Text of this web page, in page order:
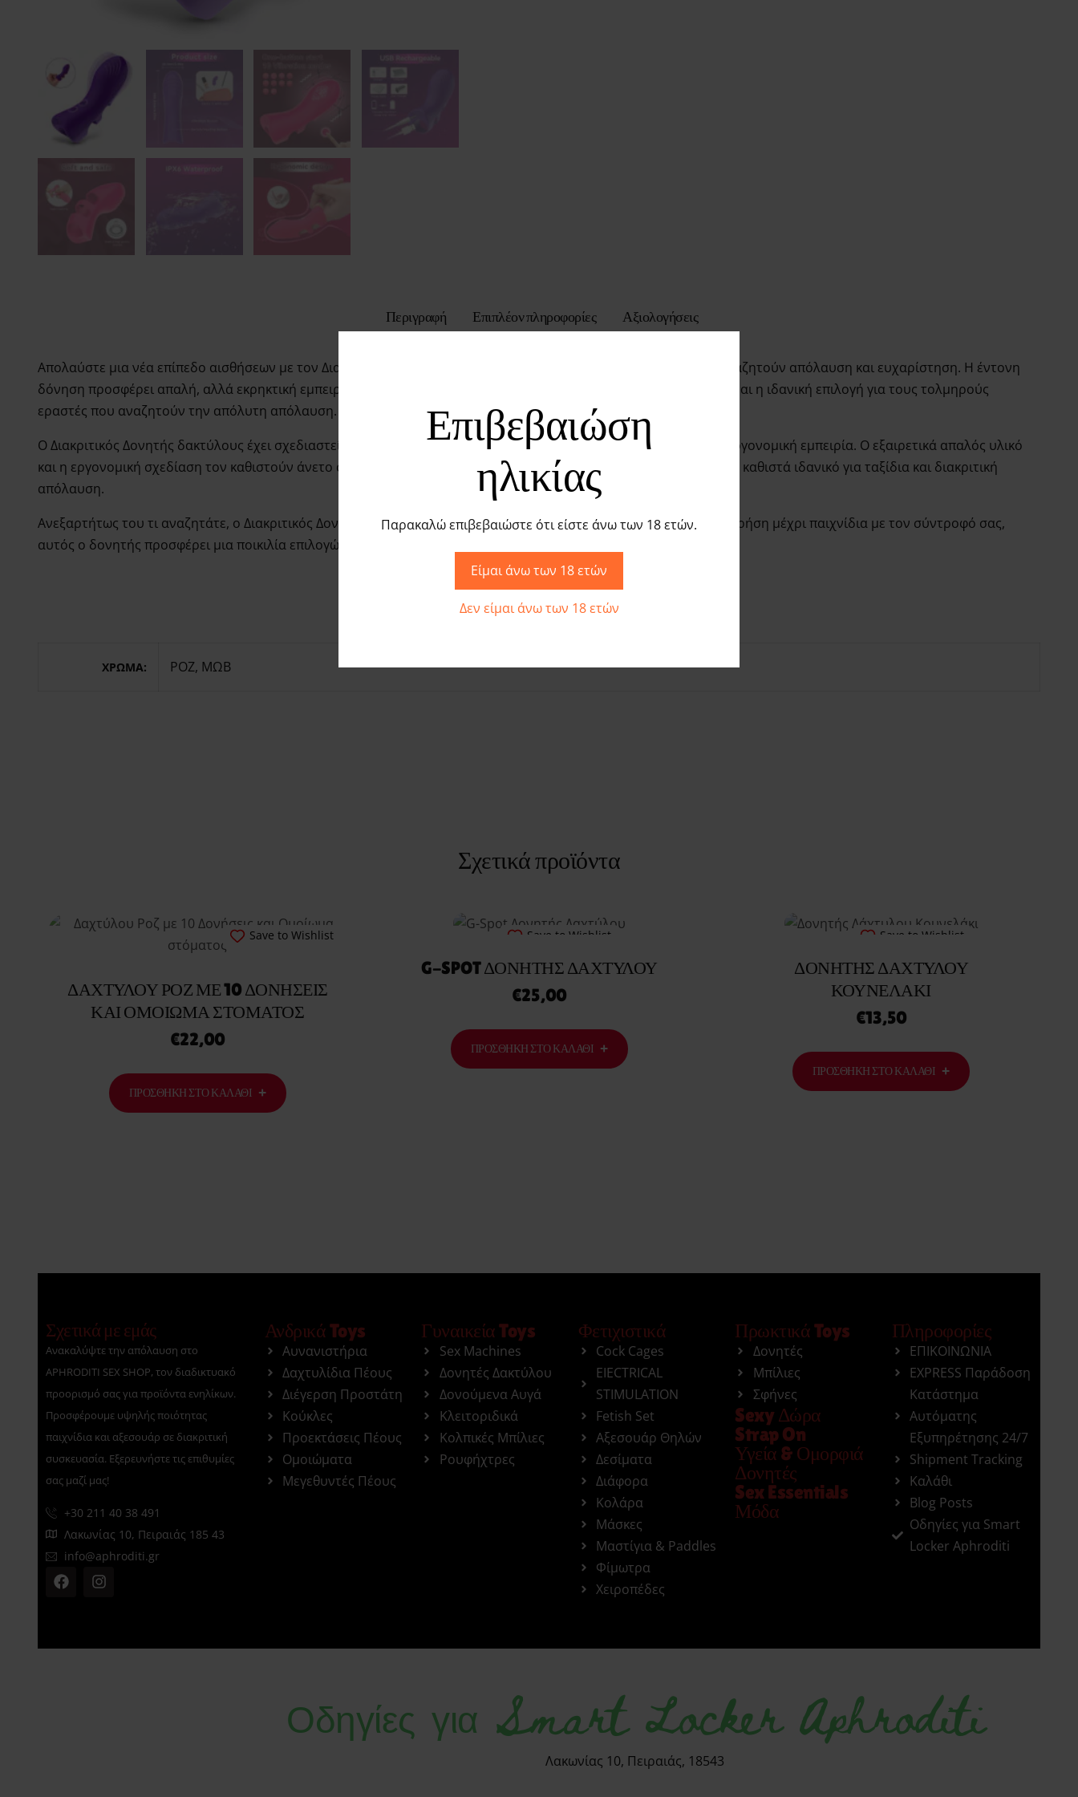
Επιβεβαιώση
ηλικίας
Παρακαλώ επιβεβαιώστε ότι είστε άνω των 18 ετών.
Είμαι άνω των 18 ετών
Δεν είμαι άνω των 18 ετών
Περιγραφή Επιπλέον πληροφορίες Αξιολογήσεις
Απολαύστε μια νέα επίπεδο αισθήσεων με τον Διακριτικό Δονητή δακτύλου. Είναι η απόλυτη επιλογή για όσους αναζητούν απόλαυση και ευχαρίστηση. Η έντονη
δόνηση προσφέρει απαλή, αλλά εκρηκτική εμπειρία, ενώ το μικρό μέγεθος του τον καθιστά απόλυτα διακριτικό. Είναι η ιδανική επιλογή για τους τολμηρούς
εραστές που αναζητούν την απόλυτη απόλαυση.
Ο Διακριτικός Δονητής δακτύλους έχει σχεδιαστεί με προσοχή στη λεπτομέρεια, προσφέροντας μια συμπαγή και εργονομική εμπειρία. Ο εξαιρετικά απαλός υλικό
και η εργονομική σχεδίαση τον καθιστούν άνετο στη χρήση και εύκολο στο κράτημα, ενώ ο μικρός του μέγεθος τον καθιστά ιδανικό για ταξίδια και διακριτική
απόλαυση.
Ανεξαρτήτως του τι αναζητάτε, ο Διακριτικός Δονητής δακτύλου είναι εδώ για να σας εξυπηρετήσει. Από ατομική χρήση μέχρι παιχνίδια με τον σύντροφό σας,
αυτός ο δονητής προσφέρει μια ποικιλία επιλογών για να ικανοποιήσει κάθε επιθυμία.
ΧΡΩΜΑ ΡΟΖ, ΜΩΒ
Σχετικά προϊόντα
Save to Wishlist
ΔΑΧΤΎΛΟΥ ΡΟΖ ΜΕ 10 ΔΟΝΉΣΕΙΣ
ΚΑΙ ΟΜΟΊΩΜΑ ΣΤΌΜΑΤΟΣ
€22,00
ΠΡΟΣΘΉΚΗ ΣΤΟ ΚΑΛΆΘΙ
Save to Wishlist
G-SPOT ΔΟΝΗΤΉΣ ΔΑΧΤΎΛΟΥ
€25,00
ΠΡΟΣΘΉΚΗ ΣΤΟ ΚΑΛΆΘΙ
Save to Wishlist
ΔΟΝΗΤΉΣ ΔΆΧΤΥΛΟΥ
ΚΟΥΝΕΛΆΚΙ
€13,50
ΠΡΟΣΘΉΚΗ ΣΤΟ ΚΑΛΆΘΙ
Σχετικά με εμάς
Ανακαλύψτε την απόλαυση στο
APHRODITI SEX SHOP, τον διαδικτυακό
προορισμό σας για προϊόντα ενηλίκων.
Προσφέρουμε υψηλής ποιότητας
παιχνίδια και αξεσουάρ σε διακριτική
συσκευασία. Εξερευνήστε τις επιθυμίες
σας μαζί μας!
+30 211 40 38 491
Λακωνίας 10, Πειραιάς 185 43
info@aphroditi.gr
Ανδρικά Toys
Αυνανιστήρια
Δαχτυλίδια Πέους
Διέγερση Προστάτη
Κούκλες
Προεκτάσεις Πέους
Ομοιώματα
Μεγεθυντές Πέους
Γυναικεία Toys
Sex Machines
Δονητές Δακτύλου
Δονούμενα Αυγά
Κλειτοριδικά
Κολπικές Μπίλιες
Ρουφήχτρες
Φετιχιστικά
Cock Cages
EIECTRICAL
STIMULATION
Fetish Set
Αξεσουάρ Θηλών
Δεσίματα
Διάφορα
Κολάρα
Μάσκες
Μαστίγια & Paddles
Φίμωτρα
Χειροπέδες
Πρωκτικά Toys
Δονητές
Μπίλιες
Σφήνες
Sexy Δώρα
Strap On
Υγεία & Ομορφιά
Δονητές
Sex Essentials
Μόδα
Πληροφορίες
ΕΠΙΚΟΙΝΩΝΙΑ
EXPRESS Παράδοση
Κατάστημα
Αυτόματης
Εξυπηρέτησης 24/7
Shipment Tracking
Καλάθι
Blog Posts
Οδηγίες για Smart
Locker Aphroditi
Οδηγίες για Smart Locker Aphroditi
Λακωνίας 10, Πειραιάς, 18543